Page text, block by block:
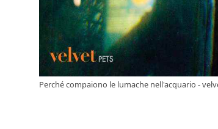
Perché compaiono le lumache nell'acquario -